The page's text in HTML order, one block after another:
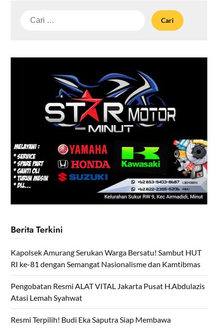
Cari
Berita Terkini
Kapolsek Amurang Serukan Warga Bersatu! Sambut HUT
RI ke-81 dengan Semangat Nasionalisme dan Kamtibmas
Pengobatan Resmi ALAT VITAL Jakarta Pusat H.Abdulazis
Atasi Lemah Syahwat
Resmi Terpilih! Budi Eka Saputra Siap Membawa